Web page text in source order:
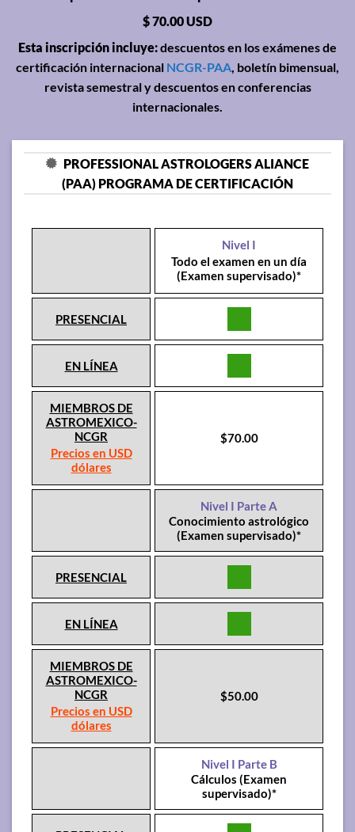
$ 70.00 USD
Esta inscripción incluye:descuentos en los exámenes de
certificación internacional NCGR-PAA, boletín bimensual,
revista semestral y descuentos en conferencias
internacionales.
PROFESSIONAL ASTROLOGERS ALIANCE
(PAA) PROGRAMA DE CERTIFICACIÓN
Nivel I
Todo el examen en un día
(Examen supervisado)*
PRESENCIAL
EN LÍNEA
MIEMBROS DE
ASTROMEXICO-
NCGR
Precios en USD
dólares
$70.00
Nivel I Parte A
Conocimiento astrológico
(Examen supervisado)*
PRESENCIAL
EN LÍNEA
MIEMBROS DE
ASTROMEXICO-
NCGR
Precios en USD
dólares
$50.00
Nivel I Parte B
Cálculos (Examen
supervisado)*